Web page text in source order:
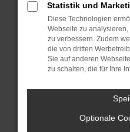
Betriebssystem auf
sind.
Veraltete Software
Sicherheitsrisiko,
führen, dass
unterstützt werden.
Wende dich an
Wenn du alle oben
hast, kontaktiere uns
Statistik und
Diese Technologien
Webseite zu
zu verbessern. Zudem
die von dritten
Sie auf anderen
zu schalten, die für Ihre
Optionale